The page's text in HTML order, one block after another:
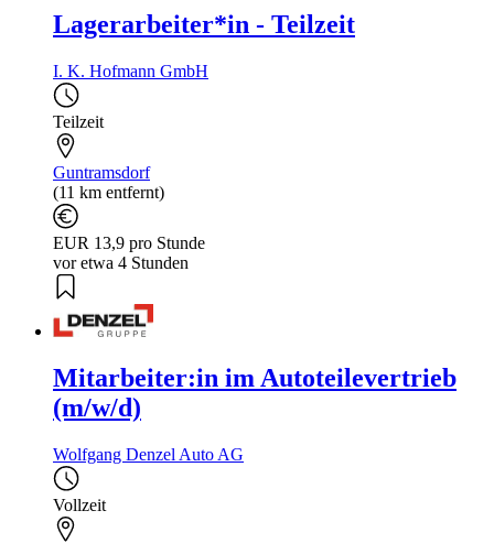
Lagerarbeiter*in - Teilzeit
I. K. Hofmann GmbH
Teilzeit
Guntramsdorf
(11 km entfernt)
EUR 13,9 pro Stunde
vor etwa 4 Stunden
Mitarbeiter:in im Autoteilevertrieb
(m/w/d)
Wolfgang Denzel Auto AG
Vollzeit